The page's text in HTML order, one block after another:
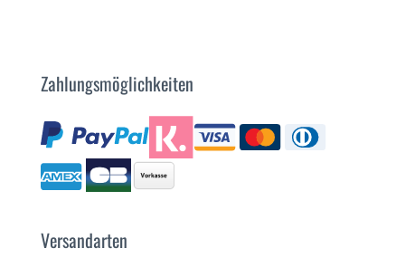
Zahlungsmöglichkeiten
Versandarten